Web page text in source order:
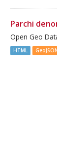
Parchi
Open Geo
HTML